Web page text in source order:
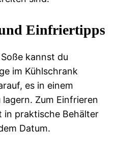
Einfriertipps
kannst du
im Kühlschrank
es in einem
Zum Einfrieren
in praktische Behälter
Datum.